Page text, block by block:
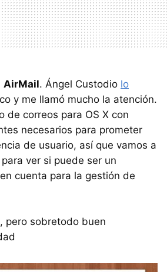
AirMail. Ángel Custodio lo
y me llamó mucho la atención.
de correos para OS X con
necesarios para prometer
de usuario, así que vamos a
ver si puede ser un
cuenta para la gestión de
pero sobretodo buen